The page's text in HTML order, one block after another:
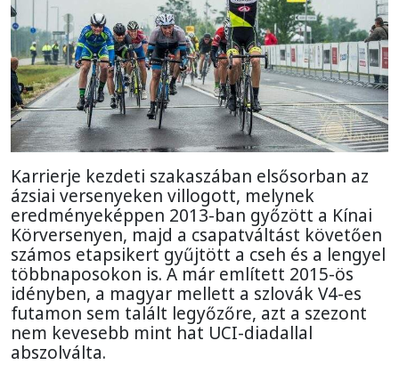
Karrierje kezdeti szakaszában elsősorban az
ázsiai versenyeken villogott, melynek
eredményeképpen 2013-ban győzött a Kínai
Körversenyen, majd a csapatváltást követően
számos etapsikert gyűjtött a cseh és a lengyel
többnaposokon is. A már említett 2015-ös
idényben, a magyar mellett a szlovák V4-es
futamon sem talált legyőzőre, azt a szezont
nem kevesebb mint hat UCI-diadallal
abszolválta.